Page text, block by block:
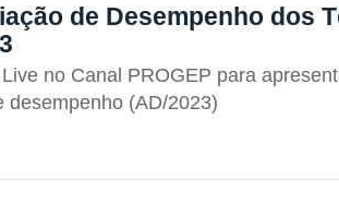
de Desempenho dos
no Canal PROGEP para
desempenho (AD/2023)